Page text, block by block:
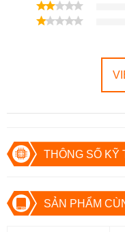
Nam châm được tích
thể sạc không dây mà
THÔNG SỐ KỸ
SẢN PHẨM